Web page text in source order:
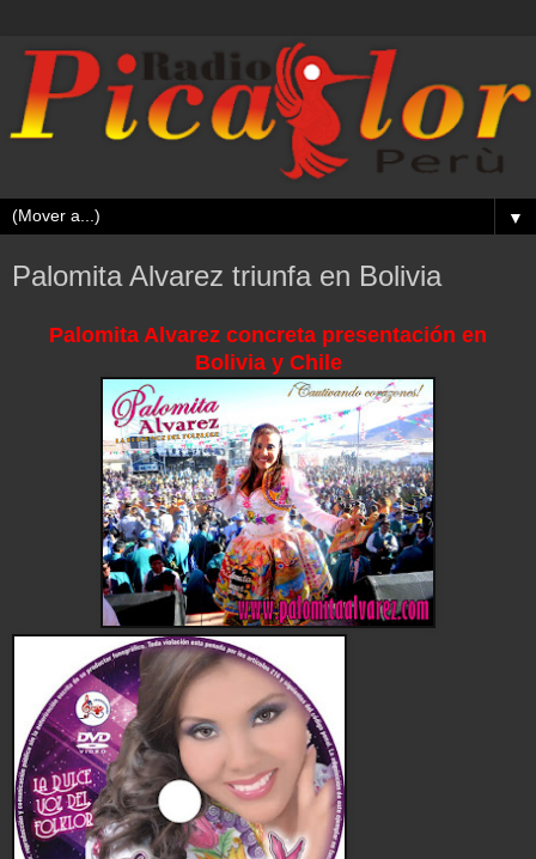
▼
Palomita Alvarez triunfa en Bolivia
Palomita Alvarez concreta presentación en
Bolivia y Chile